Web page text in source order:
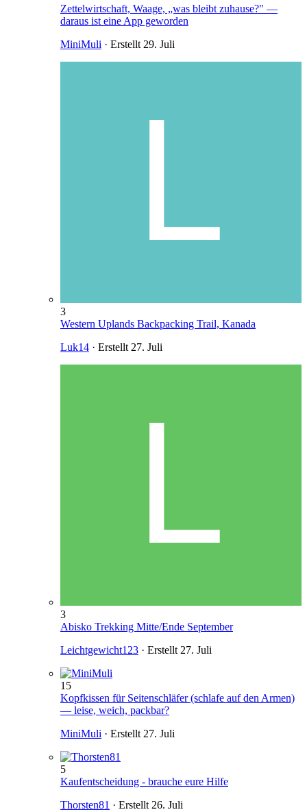
Zettelwirtschaft, Waage, „was bleibt zuhause?" —
daraus ist eine App geworden
MiniMuli · Erstellt 29. Juli
3
Western Uplands Backpacking Trail, Kanada
Luk14 · Erstellt 27. Juli
3
Abisko Trekking Mitte/Ende September
Leichtgewicht123 · Erstellt 27. Juli
15
Kopfkissen für Seitenschläfer (schlafe auf den Armen)
— leise, weich, packbar?
MiniMuli · Erstellt 27. Juli
5
Kaufentscheidung - brauche eure Hilfe
Thorsten81 · Erstellt 26. Juli